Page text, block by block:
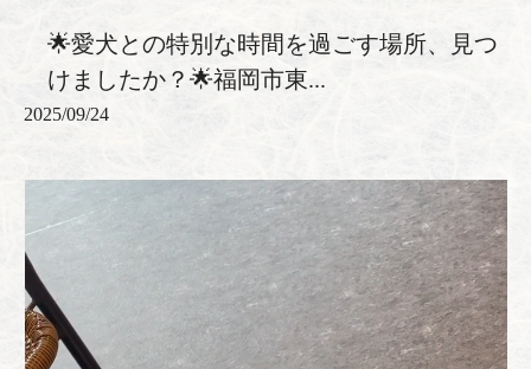
🌟愛犬との特別な時間を過ごす場所、見つ
けましたか？🌟福岡市東...
2025/09/24